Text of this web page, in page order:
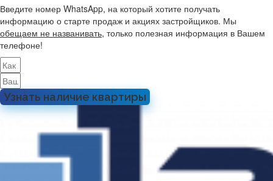
Введите номер WhatsApp, на который хотите получать
информацию о старте продаж и акциях застройщиков. Мы
обещаем не названивать, только полезная информация в Вашем
телефоне!
Узнать наличие квартиры